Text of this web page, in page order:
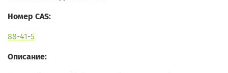
Номер CAS:
88-41-5
Описание: